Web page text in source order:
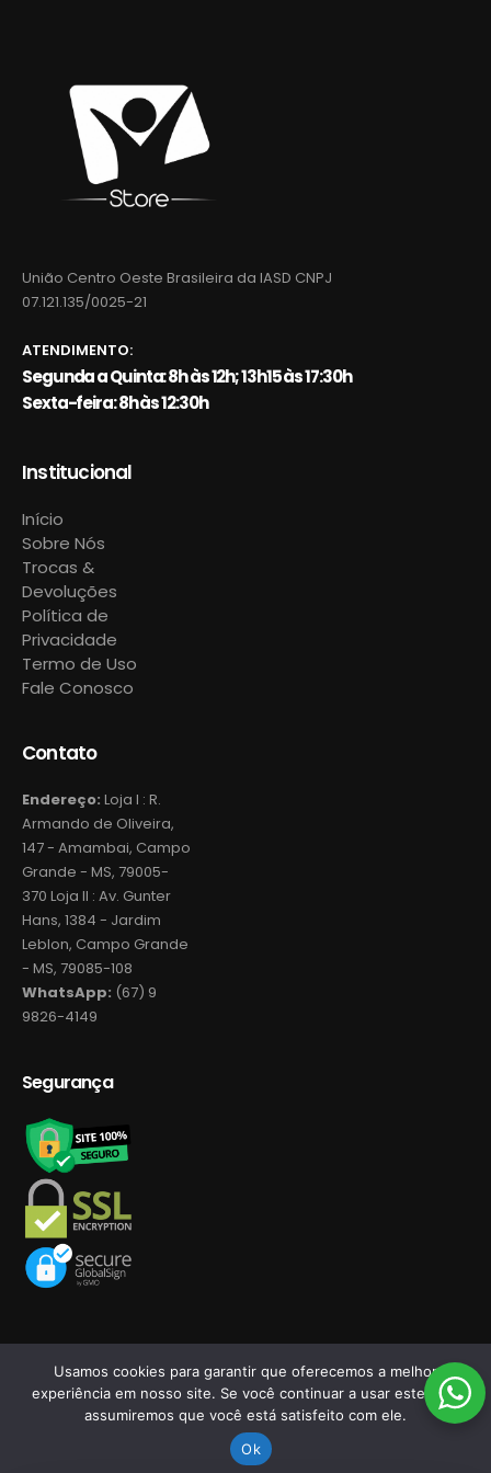
Após escolher seus produtos, consulte o seu carrinho de compras.
Dispensar
União Centro Oeste Brasileira da IASD CNPJ
07.121.135/0025-21
ATENDIMENTO:
Segunda a Quinta: 8h às 12h; 13h15 às 17:30h
Sexta-feira: 8h às 12:30h
Institucional
Início
Sobre Nós
Trocas &
Devoluções
Política de
Privacidade
Termo de Uso
Fale Conosco
Contato
Endereço: Loja I : R.
Armando de Oliveira,
147 - Amambai, Campo
Grande - MS, 79005-
370 Loja II : Av. Gunter
Hans, 1384 - Jardim
Leblon, Campo Grande
- MS, 79085-108
WhatsApp: (67) 9
9826-4149
Segurança
©2026 Novo Tempo Store ASM - Desenvolvido por
RDORVAL Soluções em Tecnologia.
Usamos cookies para garantir que oferecemos a melhor
experiência em nosso site. Se você continuar a usar este site,
assumiremos que você está satisfeito com ele.
Ok